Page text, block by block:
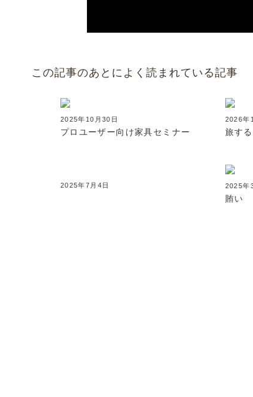
この記事のあとによく読まれている記事
2025年10月30日
プロユーザー向け家具セミナー
2026年
旅す
2025年7月4日 2025年
賄い